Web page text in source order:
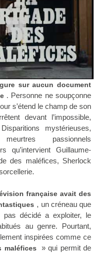
sur aucun document
. Personne ne soupçonne
s’étend le champ de son
devant l’impossible,
mystérieuses,
passionnels
qu’intervient Guillaume-
des maléfices, Sherlock
française avait des
, un créneau que
pas décidé a exploiter, le
au genre. Pourtant,
inspirées comme ce
maléfices
» qui permit de